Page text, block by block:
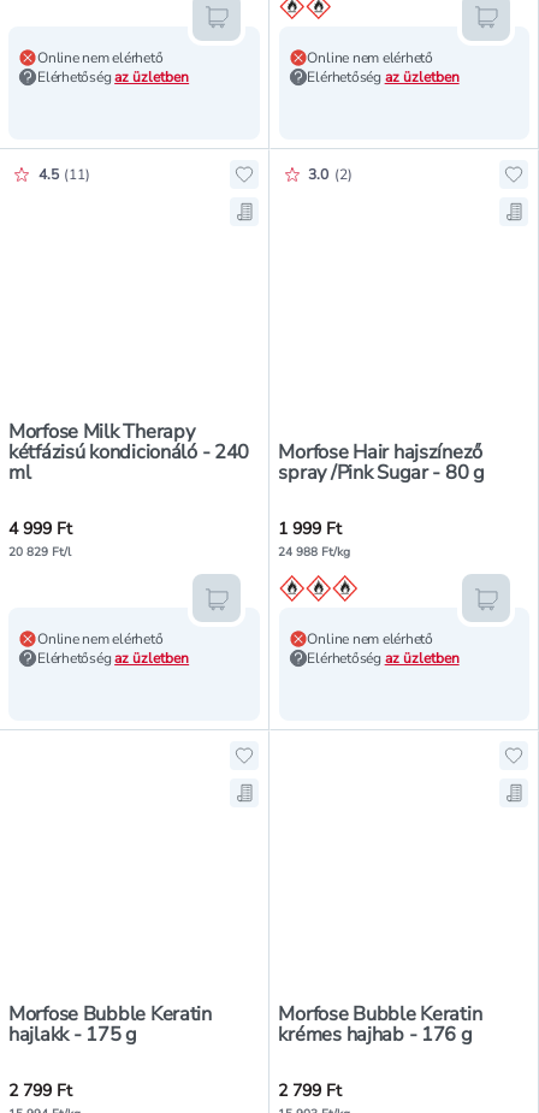
Online nem elérhető
Elérhetőségaz üzletben
Kosárba teszem
Online nem elérhető
Elérhetőség az üzletben
Morfose Milk Therapy
kétfázisú kondicionáló - 240
ml
Értékelés pontszáma:
4.5 (11)
Hozzáadás a kedvencekhez,
Mentés a bevásárló listára,
4 999 Ft
20 829 Ft/l
Online nem elérhető
Elérhetőségaz üzletben
Kosárba teszem
Morfose Hair hajszínező
spray /Pink Sugar - 80 g
Értékelés pontszáma:
3.0 (2)
1 999 Ft
24 988 Ft/kg
Online nem elérhető
Elérhetőség az üzletben
Morfose Bubble Keratin
hajlakk - 175 g
Hozzáadás a kedvencekhez,
Mentés a bevásárló listára,
2 799 Ft
Morfose Bubble Keratin
krémes hajhab - 176 g
2 799 Ft